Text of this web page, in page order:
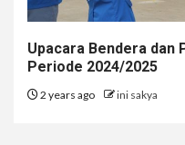
Upacara Bendera dan
Periode 2024/2025
2 years ago ini sakya